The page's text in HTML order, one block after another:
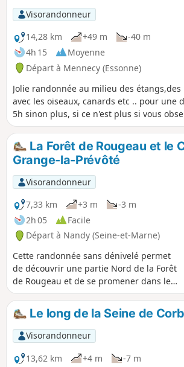
Visorandonneur
14,28 km
+49 m
-40 m
4h 15
Moyenne
Départ à Mennecy (Essonne)
Jolie randonnée au milieu des
avec les oiseaux, canards etc .. pour une
5h sinon plus, si ce n'est plus si vous
sur les étangs.
La Forêt de Rougeau et le
Grange-la-Prévôté
Visorandonneur
7,33 km
+3 m
-3 m
2h 05
Facile
Départ à Nandy (Seine-et-Marne)
Cette randonnée sans dénivelé permet
de découvrir une partie Nord de la Forêt
de Rougeau et de se promener dans le
beau et très intéressant parc du
Château de la Grange-la-Prévôté qui a
appartenu au Maréchal Bernadotte.
Le long de la Seine de
Visorandonneur
13,62 km
+4 m
-7 m